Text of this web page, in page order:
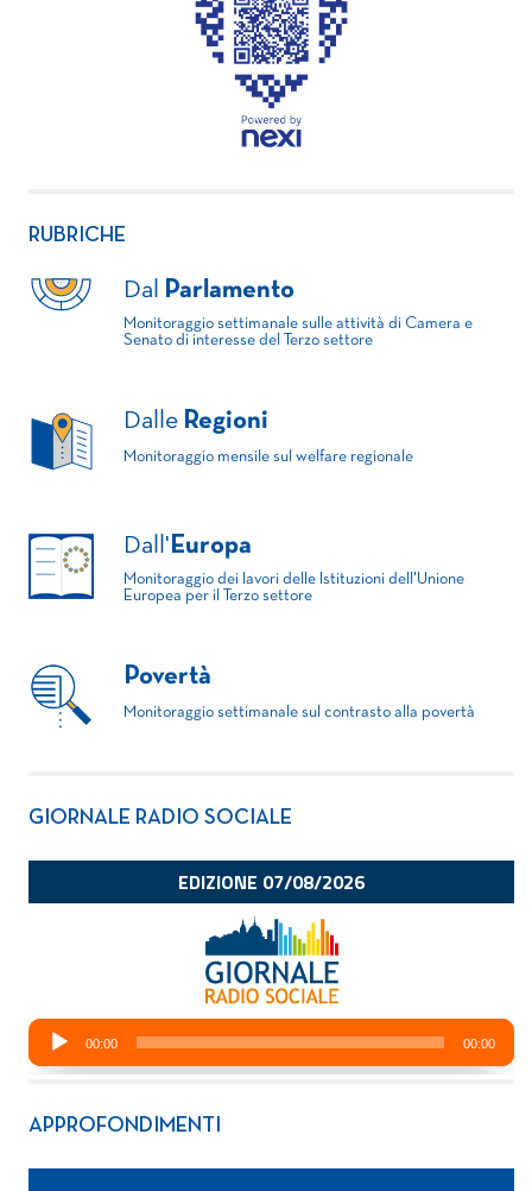
RUBRICHE
Dal Parlamento
Monitoraggio settimanale sulle attività di Camera e
Senato di interesse del Terzo settore
Dalle Regioni
Monitoraggio mensile sul welfare regionale
Dall' Europa
Monitoraggio dei lavori delle Istituzioni dell'Unione
Europea per il Terzo settore
Povertà
Monitoraggio settimanale sul contrasto alla povertà
GIORNALE RADIO SOCIALE
APPROFONDIMENTI